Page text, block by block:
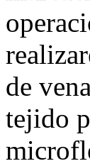
de
tejido